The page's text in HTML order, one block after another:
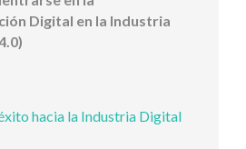
Digital en la Industria
hacia la Industria Digital